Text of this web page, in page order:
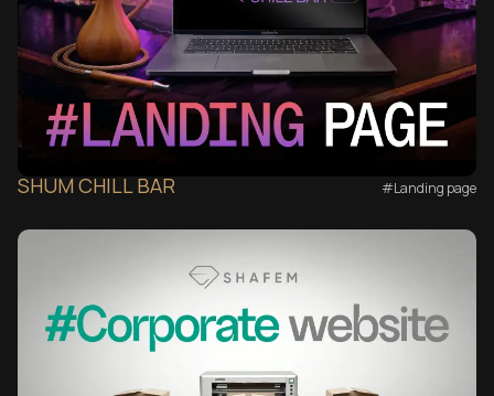
SHUM CHILL BAR #Landing page